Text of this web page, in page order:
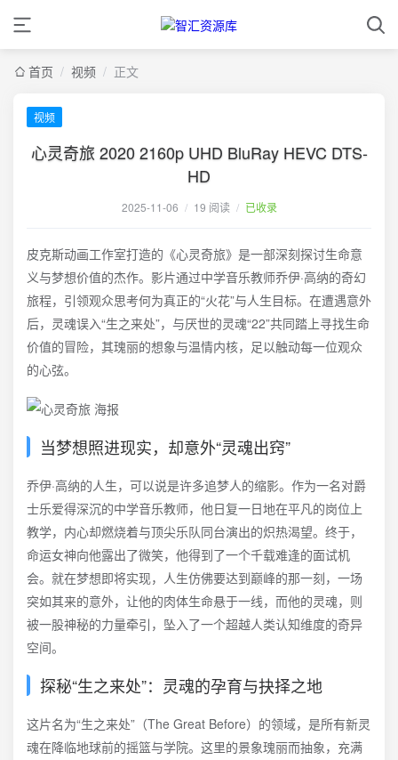
首页 / 视频 / 正文
视频
心灵奇旅 2020 2160p UHD BluRay HEVC DTS-
HD
2025-11-06 / 19 阅读 / 已收录
皮克斯动画工作室打造的《心灵奇旅》是一部深刻探讨生命意
义与梦想价值的杰作。影片通过中学音乐教师乔伊·高纳的奇幻
旅程，引领观众思考何为真正的“火花”与人生目标。在遭遇意外
后，灵魂误入“生之来处”，与厌世的灵魂“22”共同踏上寻找生命
价值的冒险，其瑰丽的想象与温情内核，足以触动每一位观众
的心弦。
当梦想照进现实，却意外“灵魂出窍”
乔伊·高纳的人生，可以说是许多追梦人的缩影。作为一名对爵
士乐爱得深沉的中学音乐教师，他日复一日地在平凡的岗位上
教学，内心却燃烧着与顶尖乐队同台演出的炽热渴望。终于，
命运女神向他露出了微笑，他得到了一个千载难逢的面试机
会。就在梦想即将实现，人生仿佛要达到巅峰的那一刻，一场
突如其来的意外，让他的肉体生命悬于一线，而他的灵魂，则
被一股神秘的力量牵引，坠入了一个超越人类认知维度的奇异
空间。
探秘“生之来处”：灵魂的孕育与抉择之地
这片名为“生之来处”（The Great Before）的领域，是所有新灵
魂在降临地球前的摇篮与学院。这里的景象瑰丽而抽象，充满